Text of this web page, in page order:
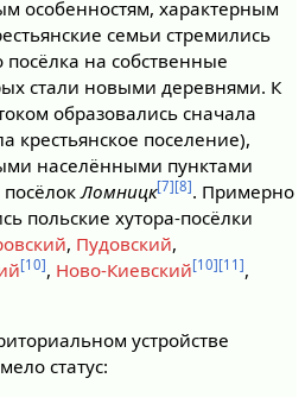
особенностям, характерным
семьи стремились
посёлка на собственные
стали новыми деревнями. К
образовались сначала
крестьянское поселение),
населёнными пунктами
Ломницк[7][8]. Примерно
польские хутора-посёлки
, Пудовский,
[10], Ново-Киевский[10][11],
устройстве
статус: